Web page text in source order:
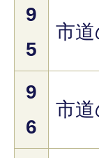
9
5
市
9
6
市